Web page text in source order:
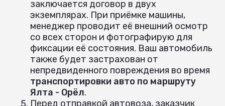
заключается договор в двух
экземплярах. При приёмке машины,
менеджер проводит её внешний осмотр
со всех сторон и фотографирую для
фиксации её состояния. Ваш автомобиль
также будет застрахован от
непредвиденного повреждения во время
транспортировки авто по маршруту
Ялта - Орёл.
Перед отправкой автовоза, заказчик